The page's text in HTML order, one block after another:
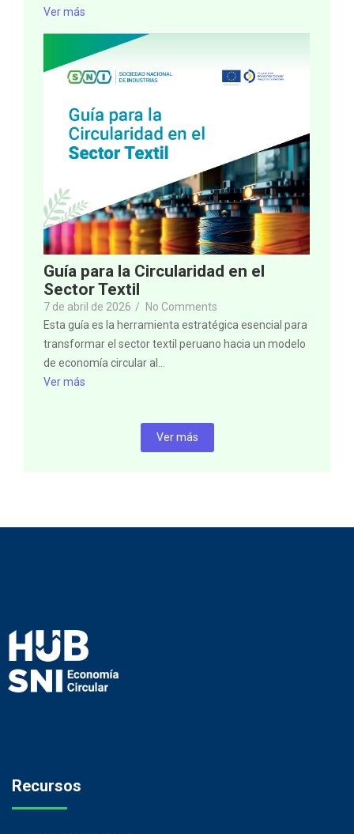
Ver más
Guía para la Circularidad en el
Sector Textil
7 de abril de 2026 /
No Comments
Esta guía es la herramienta estratégica esencial para
transformar el sector textil peruano hacia un modelo
de economía circular al...
Ver más
Ver más
Recursos